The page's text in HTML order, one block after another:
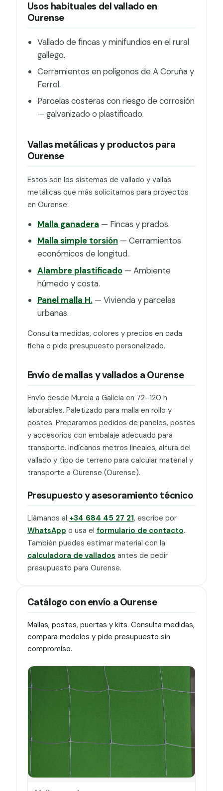
Usos habituales del vallado en
Ourense
Vallado de fincas y minifundios en el rural
gallego.
Cerramientos en polígonos de A Coruña y
Ferrol.
Parcelas costeras con riesgo de corrosión
— galvanizado o plastificado.
Vallas metálicas y productos para
Ourense
Estos son los sistemas de vallado y vallas
metálicas que más solicitamos para proyectos
en Ourense:
Malla ganadera — Fincas y prados.
Malla simple torsión— Cerramientos
económicos de longitud.
Alambre plastificado— Ambiente
húmedo y costa.
Panel malla H.— Vivienda y parcelas
urbanas.
Consulta medidas, colores y precios en cada
ficha o pide presupuesto personalizado.
Envío de mallas y vallados a Ourense
Envío desde Murcia a Galicia en 72–120 h
laborables. Paletizado para malla en rollo y
postes. Preparamos pedidos de paneles, postes
y accesorios con embalaje adecuado para
transporte. Indícanos metros lineales, altura del
vallado y tipo de terreno para calcular material y
transporte a Ourense (Ourense).
Presupuesto y asesoramiento técnico
Llámanos al +34 684 45 27 21, escribe por
WhatsApp o usa el formulario de contacto.
También puedes estimar material con la
calculadora de vallados antes de pedir
presupuesto para Ourense.
Catálogo con envío a Ourense
Mallas, postes, puertas y kits. Consulta medidas,
compara modelos y pide presupuesto sin
compromiso.